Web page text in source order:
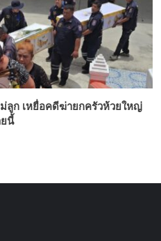
ลูก เหยื่อคดีฆ่ายกครัวห้วยใหญ่
นี้